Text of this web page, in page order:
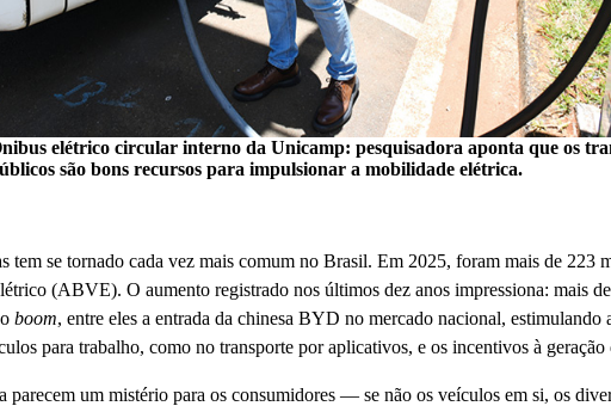
elétrico circular interno da Unicamp: pesquisadora aponta que os
são bons recursos para impulsionar a mobilidade elétrica.
tem se tornado cada vez mais comum no Brasil. Em 2025, foram mais de
(ABVE). O aumento registrado nos últimos dez anos impressiona: mais
oboom, entre eles a entrada da chinesa BYD no mercado nacional,
para trabalho, como no transporte por aplicativos, e os incentivos à geração
um mistério para os consumidores — se não os veículos em si, os